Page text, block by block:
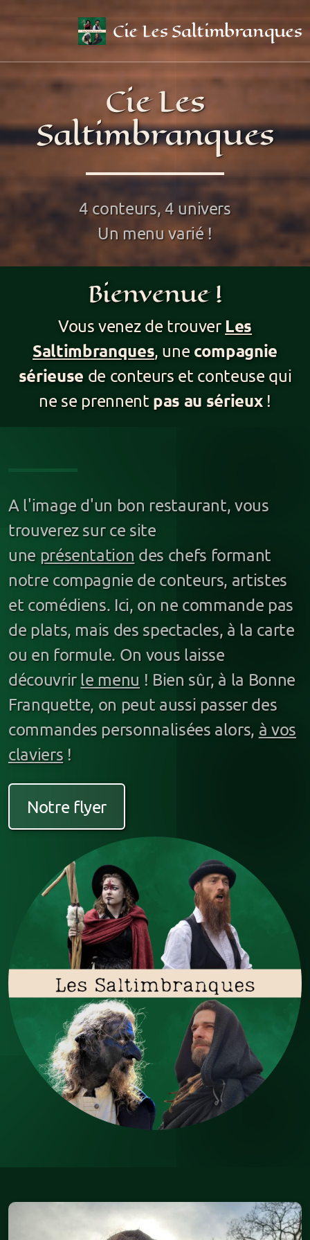
Cie Les Saltimbranques
Cie Les
Saltimbranques
4 conteurs, 4 univers
Un menu varié !
Bienvenue !
Vous venez de trouver Les
Saltimbranques, une compagnie
sérieuse de conteurs et conteuse qui
ne se prennent pas au sérieux!
A l'image d'un bon restaurant, vous
trouverez sur ce site
une présentation des chefs formant
notre compagnie de conteurs, artistes
et comédiens. Ici, on ne commande pas
de plats, mais des spectacles, à la carte
ou en formule. On vous laisse
découvrir le menu ! Bien sûr, à la Bonne
Franquette, on peut aussi passer des
commandes personnalisées alors, à vos
claviers!
Notre flyer
Qui sommes-nous ?
Pour les particuliers
J'irai conter chez vous
Règlement de contes
Loups-Garous (jeu immersif)
Gare aux Mutins (jeu immersif)
La Chasse Sauvage (jeu immersif)
Jeu de rôle (JDR)
Pour les pros
Prestation contée
Balade contée
Paroles de banquet
Crieur public
Règlement de contes
Cercle de contes
Stand sur les marchés
Loups-Garous (jeu immersif)
Gare aux Mutins (jeu immersif)
La Chasse Sauvage (jeu immersif)
Jeu de rôle (JDR)
La Cantine scolaire
Balade contée
Prestation contée
Conte'férence